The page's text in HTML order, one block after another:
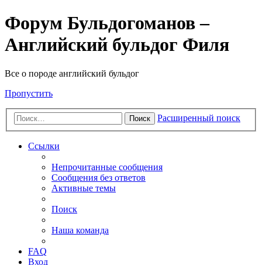
Форум Бульдогоманов –
Английский бульдог Филя
Все о породе английский бульдог
Пропустить
Поиск Расширенный поиск
Ссылки
Непрочитанные сообщения
Сообщения без ответов
Активные темы
Поиск
Наша команда
FAQ
Вход